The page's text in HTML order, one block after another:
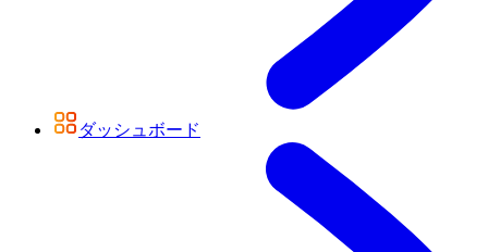
ダッシュボード